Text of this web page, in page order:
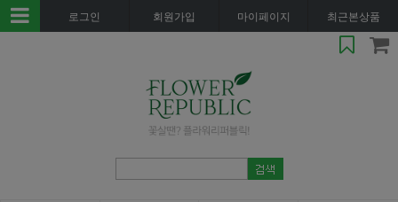
로그인 회원가입 마이페이지 최근본상품